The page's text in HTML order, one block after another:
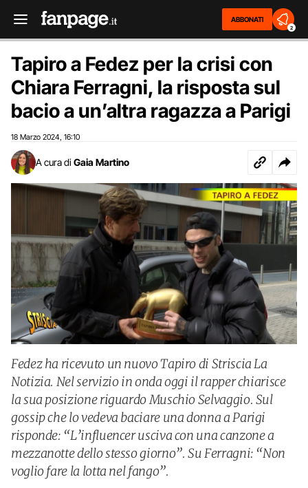
ABBONATI
2
Tapiro a Fedez per la crisi con
Chiara Ferragni, la risposta sul
bacio a un’altra ragazza a Parigi
18 Marzo 2024 16:10
A cura di Gaia Martino
Fedez ha ricevuto un nuovo Tapiro di Striscia La
Notizia. Nel servizio in onda oggi il rapper chiarisce
la sua posizione riguardo Muschio Selvaggio. Sul
gossip che lo vedeva baciare una donna a Parigi
risponde: “L’influencer usciva con una canzone a
mezzanotte dello stesso giorno”. Su Ferragni: “Non
voglio fare la lotta nel fango”.